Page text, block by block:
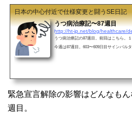
日本の中心付近で仕様変更と闘うSE日記
うつ病治療記〜87週目
http://ht-jp.net/blog/healthcare/
うつ病治療記の87週目。前回はこちら。
今週は87週目。603〜609日目サインバル
はならないだろうな〜と。基本的には、
緊急宣言解除の影響はどんなも
週目。